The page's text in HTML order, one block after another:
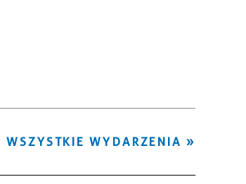
Miejsce
WSZYSTKIE WYDARZENIA